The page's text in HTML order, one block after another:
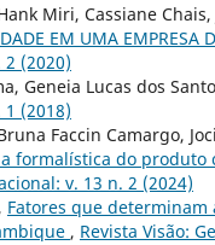
Miri, Cassiane
EM UMA EMPRESA
(2020)
Geneia Lucas dos
(2018)
Faccin Camargo,
formalística do
v. 13 n. 2 (2024)
Fatores que
, Revista Visão: